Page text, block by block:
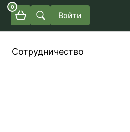
0
Войти
Сотрудничество